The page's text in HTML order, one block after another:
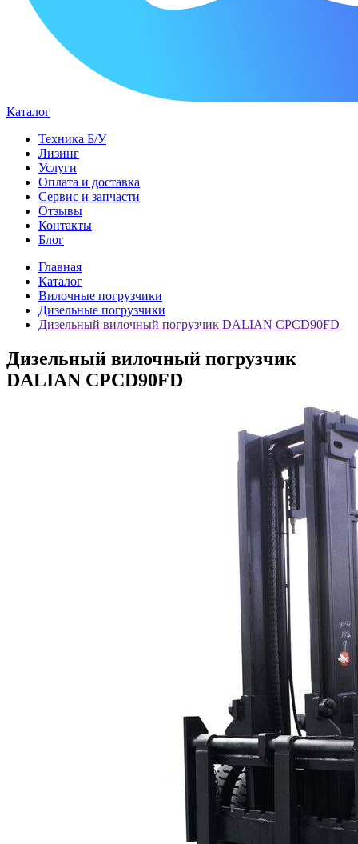
Каталог
Техника Б/У
Лизинг
Услуги
Оплата и доставка
Сервис и запчасти
Отзывы
Контакты
Блог
Главная
Каталог
Вилочные погрузчики
Дизельные погрузчики
Дизельный вилочный погрузчик DALIAN CPCD90FD
Дизельный вилочный погрузчик
DALIAN CPCD90FD